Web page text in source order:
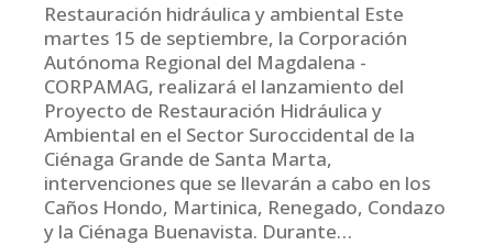
Restauración hidráulica y ambiental Este
martes 15 de septiembre, la Corporación
Autónoma Regional del Magdalena -
CORPAMAG, realizará el lanzamiento del
Proyecto de Restauración Hidráulica y
Ambiental en el Sector Suroccidental de la
Ciénaga Grande de Santa Marta,
intervenciones que se llevarán a cabo en los
Caños Hondo, Martinica, Renegado, Condazo
y la Ciénaga Buenavista. Durante…